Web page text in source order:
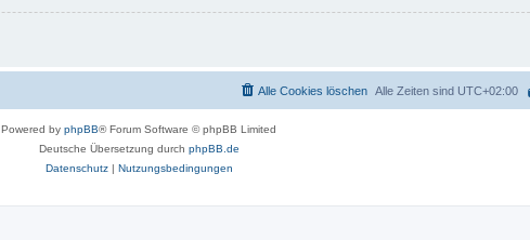
Alle Zeiten sind UTC+02:00
Alle Cookies löschen
Powered by phpBB® Forum Software © phpBB Limited
Deutsche Übersetzung durch phpBB.de
Datenschutz| Nutzungsbedingungen